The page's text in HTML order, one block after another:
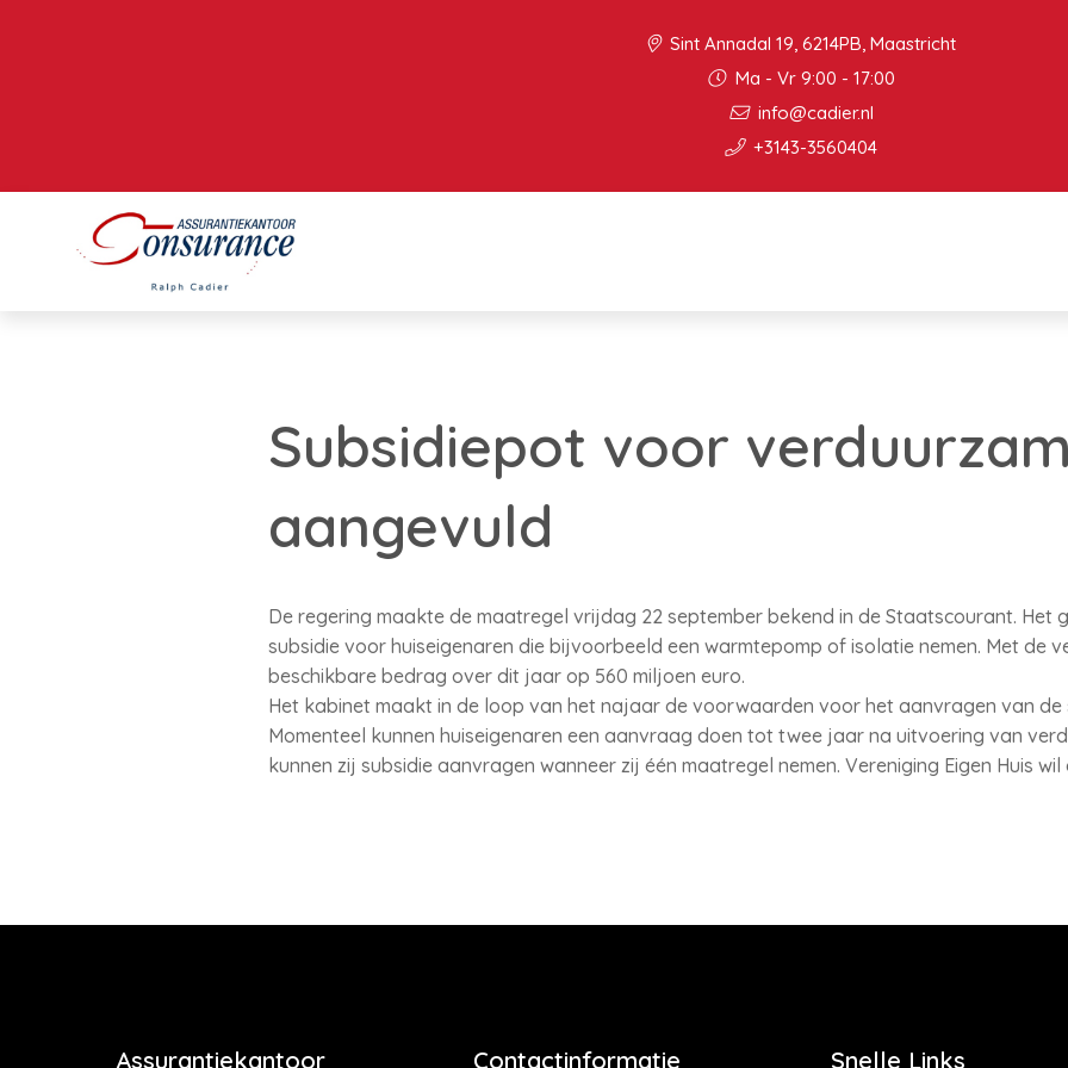
Sint Annadal 19, 6214PB, Maastricht
Ma - Vr 9:00 - 17:00
info@cadier.nl
+3143-3560404
Subsidiepot voor
aangevuld
De regering maakte de maatregel vrijdag 22 september bekend in de Staatscourant. Het
subsidie voor huiseigenaren die bijvoorbeeld een warmtepomp of isolatie nemen. Met de
beschikbare bedrag over dit jaar op 560 miljoen euro.
Het kabinet maakt in de loop van het najaar de voorwaarden voor het aanvragen van de
Momenteel kunnen huiseigenaren een aanvraag doen tot twee jaar na uitvoering van
kunnen zij subsidie aanvragen wanneer zij één maatregel nemen. Vereniging Eigen Huis
Assurantiekantoor Contactinformatie Snelle Links